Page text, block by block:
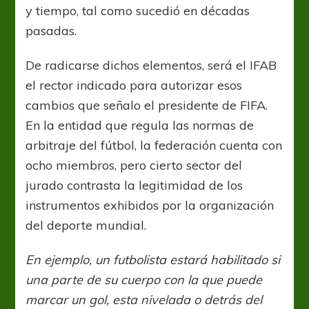
y tiempo, tal como sucedió en décadas
pasadas.
De radicarse dichos elementos, será el IFAB
el rector indicado para autorizar esos
cambios que señalo el presidente de FIFA.
En la entidad que regula las normas de
arbitraje del fútbol, la federación cuenta con
ocho miembros, pero cierto sector del
jurado contrasta la legitimidad de los
instrumentos exhibidos por la organización
del deporte mundial.
En ejemplo, un futbolista estará habilitado si
una parte de su cuerpo con la que puede
marcar un gol, esta nivelada o detrás del